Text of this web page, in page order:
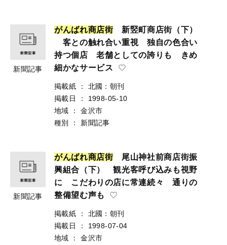
新聞記事
がんばれ商店街新竪町商店街（下）
客との触れ合い重視 独自の色合い
持つ個店 老舗としての誇りも きめ
細かなサービス
掲載紙 ：
北國：朝刊
掲載日
：
1998-05-10
地域
：
金沢市
種別
： 新聞記事
新聞記事
がんばれ商店街尾山神社前商店街振
興組合（下） 観光客呼び込みも視野
に こだわりの店に常連続々 通りの
整備望む声も
掲載紙 ：
北國：朝刊
掲載日
：
1998-07-04
地域
：
金沢市